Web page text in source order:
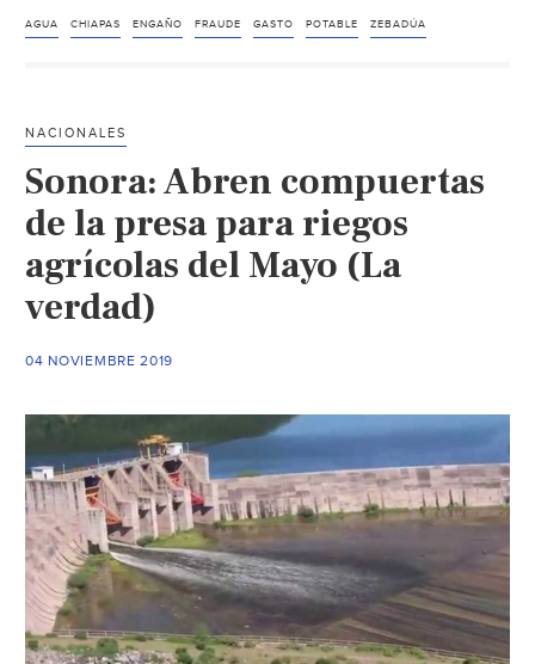
Zebadúa
aun
así
hay
agua
(Diario
Chiapas)
AGUA CHIAPAS ENGAÑO FRAUDE GASTO POTABLE ZEBADÚA
NACIONALES
Sonora: Abren compuertas
de la presa para riegos
agrícolas del Mayo (La
verdad)
04 NOVIEMBRE 2019